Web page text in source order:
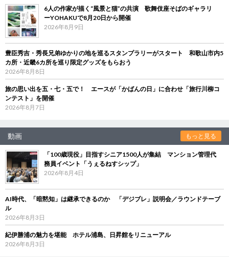
6人の作家が描く“風景と猫”の共演 歌舞伎座そばのギャラリ
ーYOHAKUで8月20日から開催
2026年8月9日
豊臣秀吉・秀長兄弟ゆかりの地を巡るスタンプラリーがスタート 和歌山市内5
カ所・近畿6カ所を巡り限定グッズをもらおう
2026年8月8日
旅の思い出を五・七・五で！ エースが「かばんの日」に合わせ「旅行川柳コ
ンテスト」を開催
2026年8月7日
動画 もっと見る
「100歳現役」目指すシニア1500人が集結 マンション管理代
務員イベント「うぇるねすシップ」
2026年8月4日
AI時代、「暗黙知」は継承できるのか 「デジブレ」説明会／ラウンドテーブ
ル
2026年8月3日
紀伊勝浦の魅力を堪能 ホテル浦島、日昇館をリニューアル
2026年8月3日